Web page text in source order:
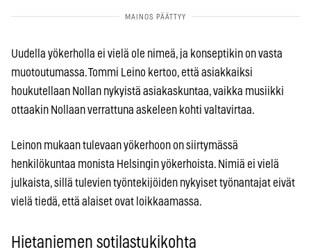
Uudella yökerholla ei vielä ole nimeä, ja konseptikin on vasta
muotoutumassa. Tommi Leino kertoo, että asiakkaiksi
houkutellaan Nollan nykyistä asiakaskuntaa, vaikka musiikki
ottaakin Nollaan verrattuna askeleen kohti valtavirtaa.
Leinon mukaan tulevaan yökerhoon on siirtymässä
henkilökuntaa monista Helsingin yökerhoista. Nimiä ei vielä
julkaista, sillä tulevien työntekijöiden nykyiset työnantajat eivät
vielä tiedä, että alaiset ovat loikkaamassa.
Hietaniemen sotilastukikohta